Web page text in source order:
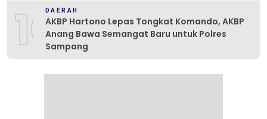
10DAERAH
AKBP Hartono Lepas Tongkat Komando, AKBP
Anang Bawa Semangat Baru untuk Polres
Sampang